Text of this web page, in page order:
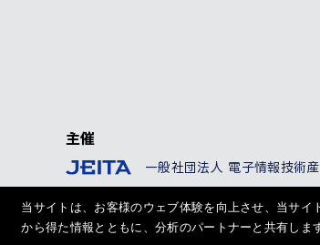
当サイトは、お客様のウェブ体験を向上させ、当サ
から得た情報とともに、分析のパートナーと共有し
主催
一般社団法人 電子情報技術